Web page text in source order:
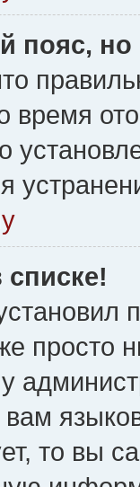
пояс,
время
просто
то вы